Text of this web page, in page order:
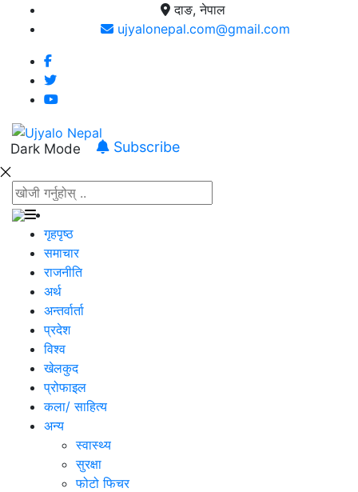
दाङ, नेपाल
ujyalonepal.com@gmail.com
Dark Mode Subscribe
गृहपृष्ठ
समाचार
राजनीति
अर्थ
अन्तर्वार्ता
प्रदेश
विश्व
खेलकुद
प्रोफाइल
कला/ साहित्य
अन्य
स्वास्थ्य
सुरक्षा
फोटो फिचर